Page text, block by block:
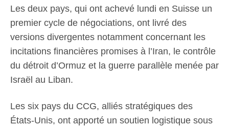
Les deux pays, qui ont achevé lundi en Suisse un
premier cycle de négociations, ont livré des
versions divergentes notamment concernant les
incitations financières promises à l’Iran, le contrôle
du détroit d’Ormuz et la guerre parallèle menée par
Israël au Liban.
Les six pays du CCG, alliés stratégiques des
États-Unis, ont apporté un soutien logistique sous